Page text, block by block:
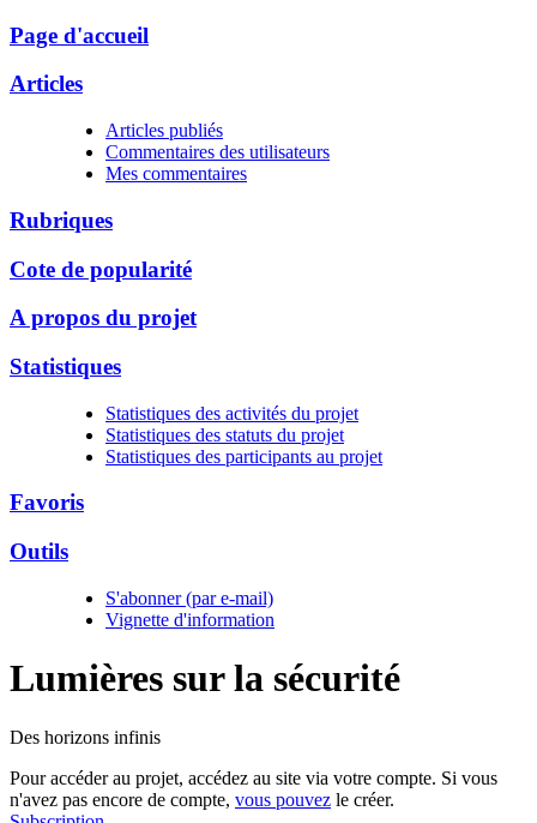
Page d'accueil
Articles
Articles publiés
Commentaires des utilisateurs
Mes commentaires
Rubriques
Cote de popularité
A propos du projet
Statistiques
Statistiques des activités du projet
Statistiques des statuts du projet
Statistiques des participants au projet
Favoris
Outils
S'abonner (par e-mail)
Vignette d'information
Lumières sur la sécurité
Des horizons infinis
Pour accéder au projet, accédez au site via votre compte. Si vous
n'avez pas encore de compte, vous pouvez le créer.